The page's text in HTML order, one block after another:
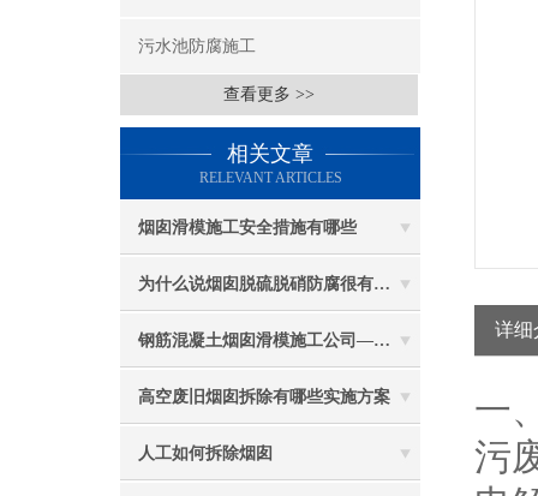
污水池防腐施工
查看更多 >>
相关文章
RELEVANT ARTICLES
烟囱滑模施工安全措施有哪些
为什么说烟囱脱硫脱硝防腐很有必要
钢筋混凝土烟囱滑模施工公司——选五林高空
高空废旧烟囱拆除有哪些实施方案
人工如何拆除烟囱
详细
一
污